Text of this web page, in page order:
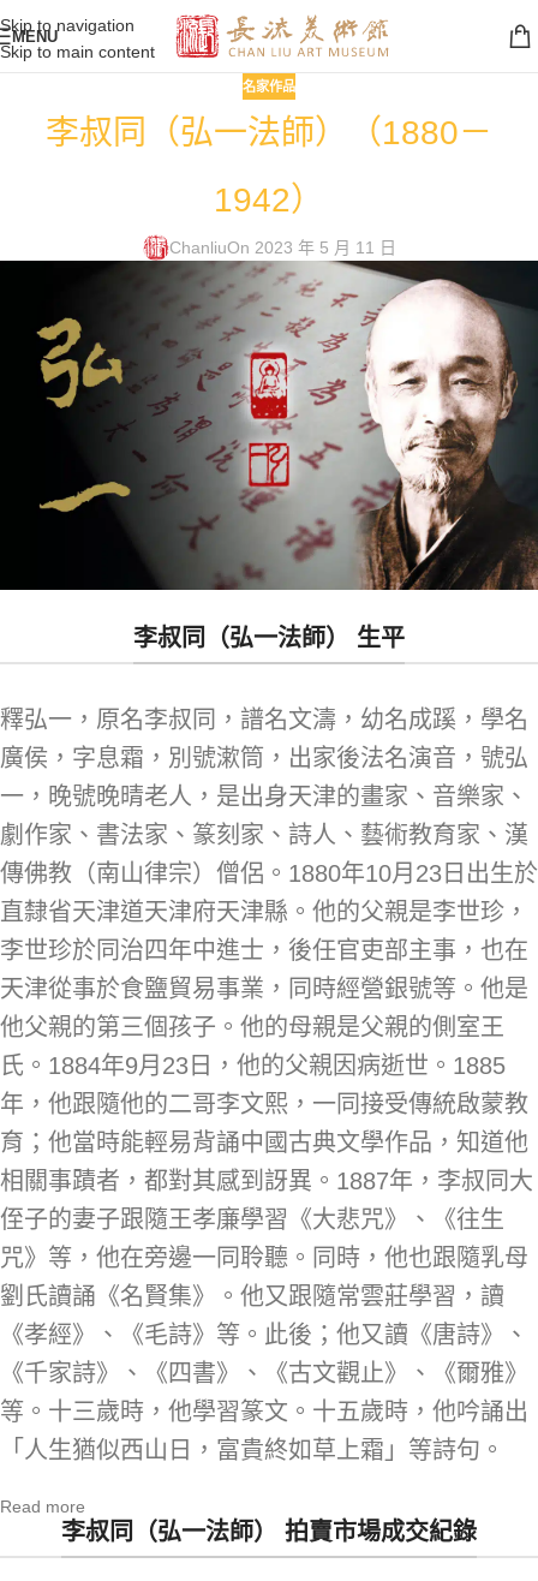
Skip to navigation
Skip to main content
MENU
名家作品
李叔同（弘一法師）（1880－
1942）
ChanliuOn 2023 年 5 月 11 日
李叔同（弘一法師） 生平
釋弘一，原名李叔同，譜名文濤，幼名成蹊，學名
廣侯，字息霜，別號漱筒，出家後法名演音，號弘
一，晚號晚晴老人，是出身天津的畫家、音樂家、
劇作家、書法家、篆刻家、詩人、藝術教育家、漢
傳佛教（南山律宗）僧侶。1880年10月23日出生於
直隸省天津道天津府天津縣。他的父親是李世珍，
李世珍於同治四年中進士，後任官吏部主事，也在
天津從事於食鹽貿易事業，同時經營銀號等。他是
他父親的第三個孩子。他的母親是父親的側室王
氏。1884年9月23日，他的父親因病逝世。1885
年，他跟隨他的二哥李文熙，一同接受傳統啟蒙教
育；他當時能輕易背誦中國古典文學作品，知道他
相關事蹟者，都對其感到訝異。1887年，李叔同大
侄子的妻子跟隨王孝廉學習《大悲咒》、《往生
咒》等，他在旁邊一同聆聽。同時，他也跟隨乳母
劉氏讀誦《名賢集》。他又跟隨常雲莊學習，讀
《孝經》、《毛詩》等。此後；他又讀《唐詩》、
《千家詩》、《四書》、《古文觀止》、《爾雅》
等。十三歲時，他學習篆文。十五歲時，他吟誦出
「人生猶似西山日，富貴終如草上霜」等詩句。
Read more
李叔同（弘一法師） 拍賣市場成交紀錄